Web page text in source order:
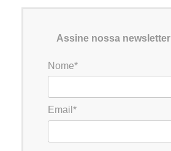
Assine nossa newsletter
Nome*
Email*